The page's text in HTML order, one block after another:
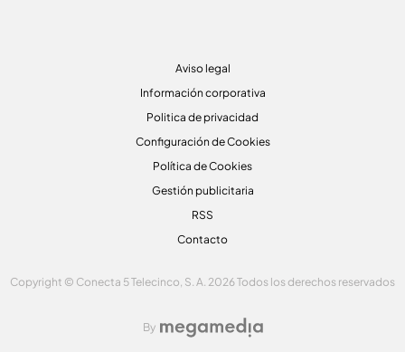
Aviso legal
Información corporativa
Politica de privacidad
Configuración de Cookies
Política de Cookies
Gestión publicitaria
RSS
Contacto
Copyright © Conecta 5 Telecinco, S. A. 2026 Todos los derechos reservados
By